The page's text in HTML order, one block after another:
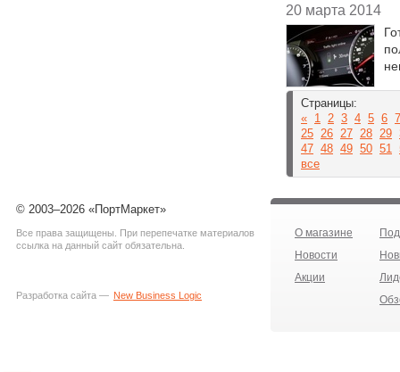
20 марта 2014
Страницы:
« 1 2 3 4 5 6 7
25 26 27 28 29
47 48 49 50 51
все
© 2003–2026 «ПортМаркет»
Все права защищены. При перепечатке материалов
ссылка на данный сайт обязательна.
Разработка сайта — New Business Logic
О магазине
Новости
Акции